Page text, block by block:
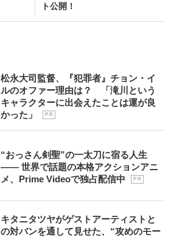
ト公開！
松永大司監督、『犯罪者』チョン・イ
ルのオファー理由は？ 「滝川という
キャラクターに出会えたことは運が良
かった」
P R
“おっさん剣聖”の一太刀に宿る人生
―― 世界で話題の本格アクションアニ
メ、Prime Videoで独占配信中
P R
キタニタツヤがゲストアーティストと
の対バンを通して見せた、“攻めのモー